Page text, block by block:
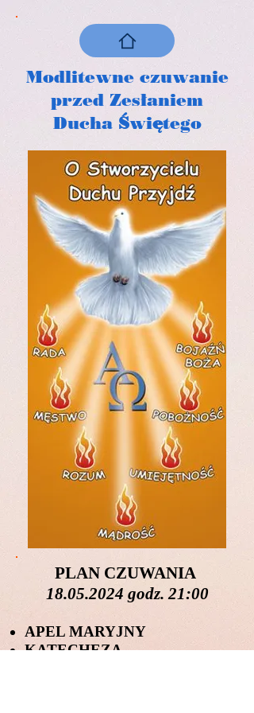
Modlitewne czuwanie
przed Zesłaniem
Ducha Świętego
PLAN CZUWANIA
18.05.2024 godz. 21:00
APEL MARYJNY
KATECHEZA